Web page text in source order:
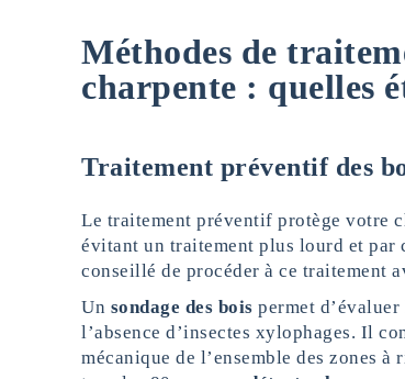
Méthodes de
charpente : quelles
Traitement préventif des
Le traitement préventif protège votre
évitant un traitement plus lourd et par
conseillé de procéder à ce traitement
Un sondage des bois permet d’évaluer
l’absence d’insectes xylophages. Il
mécanique de l’ensemble des zones